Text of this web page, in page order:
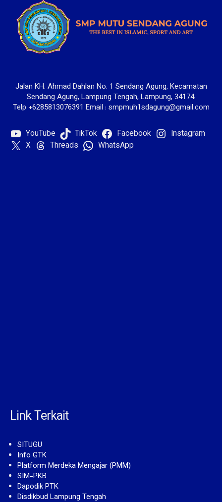
Jalan KH. Ahmad Dahlan No. 1 Sendang Agung, Kecamatan
Sendang Agung, Lampung Tengah, Lampung, 34174.
Telp +6285813076391 Email : smpmuh1sdagung@gmail.com
YouTube TikTok Facebook
Instagram
X
Threads WhatsApp
Link Terkait
SITUGU
Info GTK
Platform Merdeka Mengajar (PMM)
SIM-PKB
Dapodik PTK
Disdikbud Lampung Tengah